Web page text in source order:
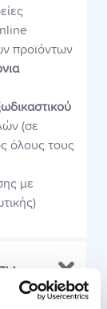
προϊόντων
(σε
όλους τους
με